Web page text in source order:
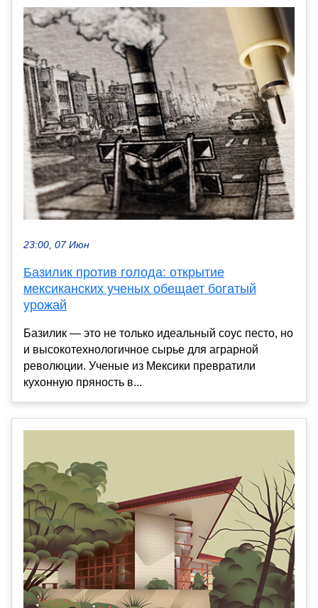
23:00, 07 Июн
Базилик против голода: открытие
мексиканских ученых обещает богатый
урожай
Базилик — это не только идеальный соус песто, но
и высокотехнологичное сырье для аграрной
революции. Ученые из Мексики превратили
кухонную пряность в...